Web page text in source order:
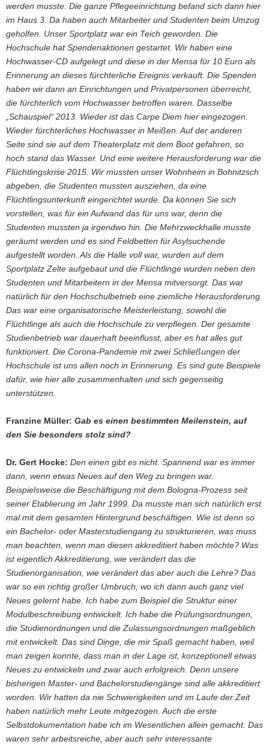
werden musste. Die ganze Pflegeeinrichtung befand sich dann hier
im Haus 3. Da haben auch Mitarbeiter und Studenten beim Umzug
geholfen. Unser Sportplatz war ein Teich geworden. Die
Hochschule hat Spendenaktionen gestartet. Wir haben eine
Hochwasser-CD aufgelegt und diese in der Mensa für 10 Euro als
Erinnerung an dieses fürchterliche Ereignis verkauft. Die Spenden
haben wir dann an Einrichtungen und Privatpersonen überreicht,
die fürchterlich vom Hochwasser betroffen waren. Dasselbe
„Schauspiel“ 2013. Wieder ist das Carpe Diem hier eingezogen.
Wieder fürchterliches Hochwasser in Meißen. Auf der anderen
Seite sind sie auf dem Theaterplatz mit dem Boot gefahren, so
hoch stand das Wasser. Und eine weitere Herausforderung war die
Flüchtlingskrise 2015. Wir mussten unser Wohnheim in Bohnitzsch
abgeben, die Studenten mussten ausziehen, da eine
Flüchtlingsunterkunft eingerichtet wurde. Da können Sie sich
vorstellen, was für ein Aufwand das für uns war, denn die
Studenten mussten ja irgendwo hin. Die Mehrzweckhalle musste
geräumt werden und es sind Feldbetten für Asylsuchende
aufgestellt worden. Als die Halle voll war, wurden auf dem
Sportplatz Zelte aufgebaut und die Flüchtlinge wurden neben den
Studenten und Mitarbeitern in der Mensa mitversorgt. Das war
natürlich für den Hochschulbetrieb eine ziemliche Herausforderung.
Das war eine organisatorische Meisterleistung, sowohl die
Flüchtlinge als auch die Hochschule zu verpflegen. Der gesamte
Studienbetrieb war dauerhaft beeinflusst, aber es hat alles gut
funktioniert. Die Corona-Pandemie mit zwei Schließungen der
Hochschule ist uns allen noch in Erinnerung. Es sind gute Beispiele
dafür, wie hier alle zusammenhalten und sich gegenseitig
unterstützen.
Franzine Müller: Gab es einen bestimmten Meilenstein, auf
den Sie besonders stolz sind?
Dr. Gert Hocke: Den einen gibt es nicht. Spannend war es immer
dann, wenn etwas Neues auf den Weg zu bringen war.
Beispielsweise die Beschäftigung mit dem Bologna-Prozess seit
seiner Etablierung im Jahr 1999. Da musste man sich natürlich erst
mal mit dem gesamten Hintergrund beschäftigen. Wie ist denn so
ein Bachelor- oder Masterstudiengang zu strukturieren, was muss
man beachten, wenn man diesen akkreditiert haben möchte? Was
ist eigentlich Akkreditierung, wie verändert das die
Studienorganisation, wie verändert das aber auch die Lehre? Das
war so ein richtig großer Umbruch, wo ich dann auch ganz viel
Neues gelernt habe. Ich habe zum Beispiel die Struktur einer
Modulbeschreibung entwickelt. Ich habe die Prüfungsordnungen,
die Studienordnungen und die Zulassungsordnungen maßgeblich
mit entwickelt. Das sind Dinge, die mir Spaß gemacht haben, weil
man zeigen konnte, dass man in der Lage ist, konzeptionell etwas
Neues zu entwickeln und zwar auch erfolgreich. Denn unsere
bisherigen Master- und Bachelorstudiengänge sind alle akkreditiert
worden. Wir hatten da nie Schwierigkeiten und im Laufe der Zeit
haben natürlich mehr Leute mitgezogen. Auch die erste
Selbstdokumentation habe ich im Wesentlichen allein gemacht. Das
waren sehr arbeitsreiche, aber auch sehr interessante